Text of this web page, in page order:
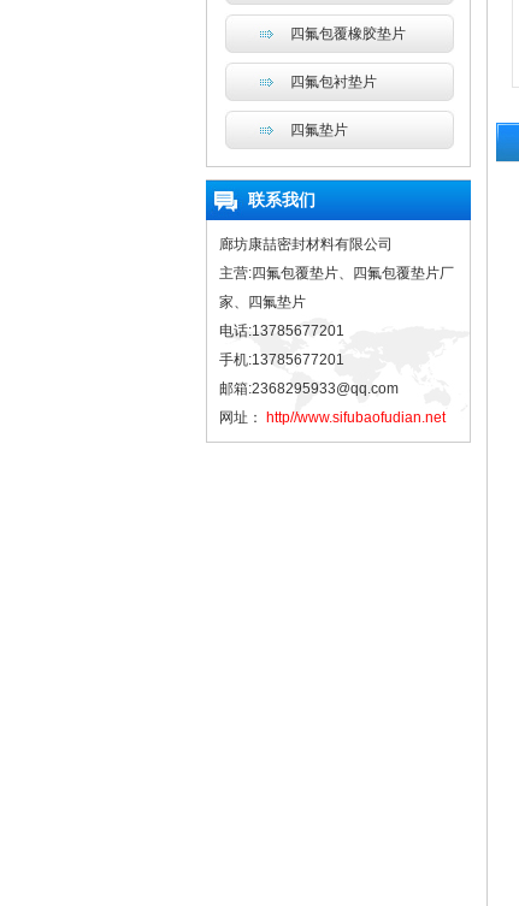
四氟包覆橡胶垫片
四氟包衬垫片
四氟垫片
联系我们
廊坊康喆密封材料有限公司
主营:四氟包覆垫片、四氟包覆垫片厂
家、四氟垫片
电话:13785677201
手机:13785677201
邮箱:2368295933@qq.com
网址：
http//www.sifubaofudian.net